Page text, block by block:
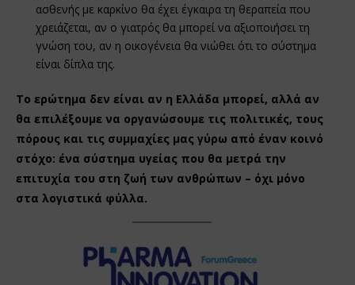
ασθενής με καρκίνο θα έχει έγκαιρα τη θεραπεία που
χρειάζεται, αν ο γιατρός θα μπορεί να αξιοποιήσει τη
γνώση του, αν η οικογένεια θα νιώθει ότι το σύστημα
είναι δίπλα της.
Το ερώτημα δεν είναι αν η Ελλάδα μπορεί, αλλά αν
θα επιλέξουμε να οργανώσουμε τις πολιτικές, τους
πόρους και τις συμμαχίες μας γύρω από έναν κοινό
στόχο: ένα σύστημα υγείας που θα μετρά την
επιτυχία του στη ζωή των ανθρώπων – όχι μόνο
στα λογιστικά φύλλα.